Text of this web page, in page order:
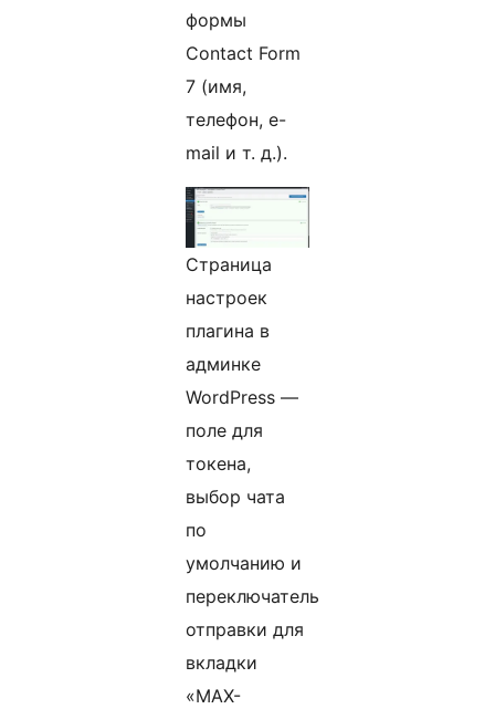
формы
Contact Form
7 (имя,
телефон, e-
mail и т. д.).
Страница
настроек
плагина в
админке
WordPress —
поле для
токена,
выбор чата
по
умолчанию и
переключатель
отправки для
вкладки
«MAX-